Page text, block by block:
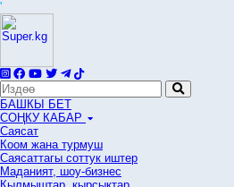
'
БАШКЫ БЕТ
СОҢКУ КАБАР
Саясат
Коом жана турмуш
Саясаттагы соттук иштер
Маданият, шоу-бизнес